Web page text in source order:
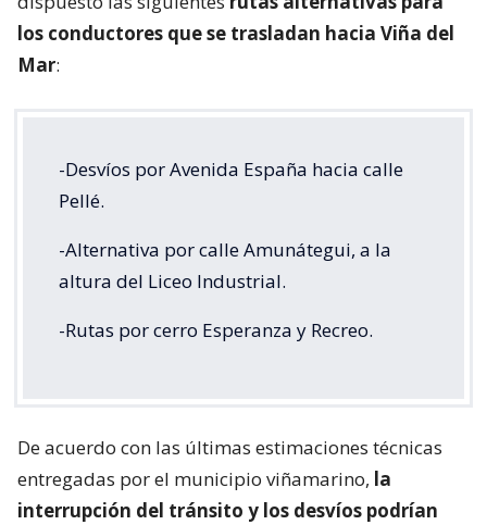
los conductores que se trasladan hacia Viña del
Mar:
-Desvíos por Avenida España hacia calle
Pellé.
-Alternativa por calle Amunátegui, a la
altura del Liceo Industrial.
-Rutas por cerro Esperanza y Recreo.
De acuerdo con las últimas estimaciones técnicas
entregadas por el municipio viñamarino, la
interrupción del tránsito y los desvíos podrían